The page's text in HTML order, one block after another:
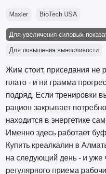
Maxler BioTech USA
Для увеличения силовых
Для повышения выносливости
Жим стоит, приседания не
плато - и ни грамма
подряд. Если тренировки
рацион закрывает
находится в энергетике
Именно здесь работает
Купить креалкалин в
на следующий день - и уже
регулярного приема